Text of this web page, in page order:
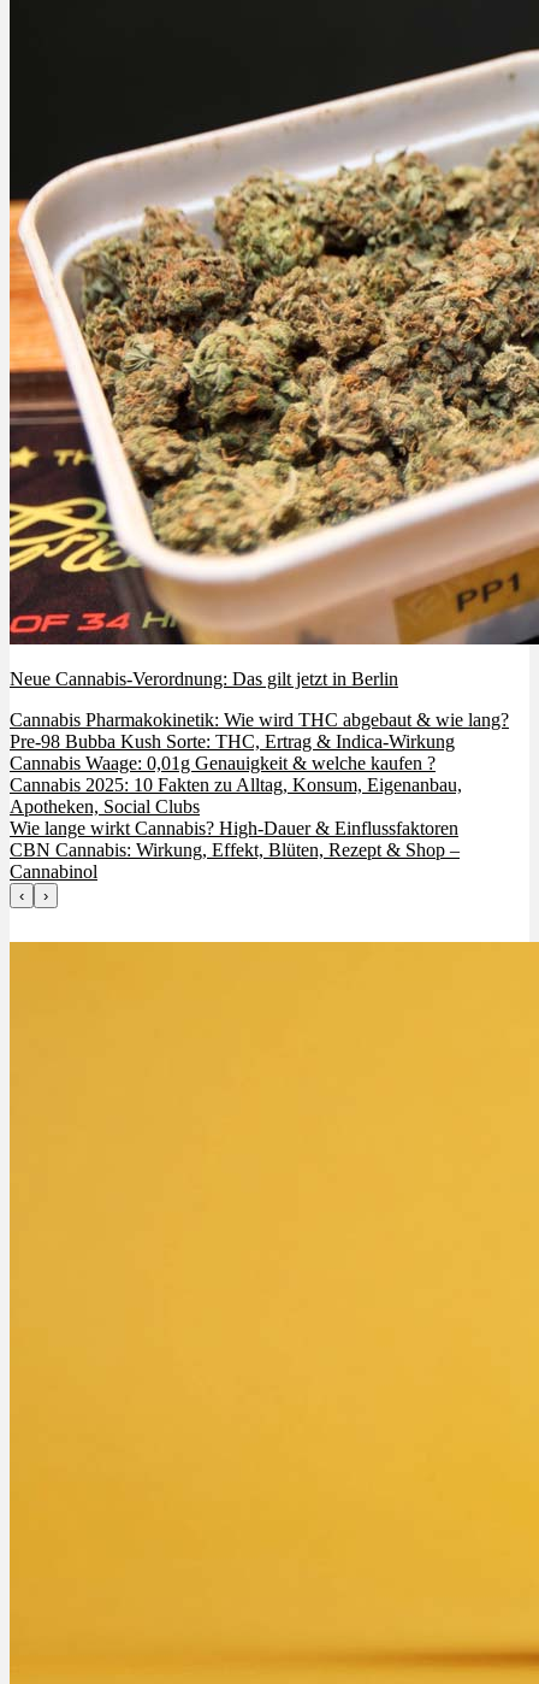
Neue Cannabis-Verordnung: Das gilt jetzt in Berlin
Cannabis Pharmakokinetik: Wie wird THC abgebaut & wie lang?
Pre-98 Bubba Kush Sorte: THC, Ertrag & Indica-Wirkung
Cannabis Waage: 0,01g Genauigkeit & welche kaufen ?
Cannabis 2025: 10 Fakten zu Alltag, Konsum, Eigenanbau,
Apotheken, Social Clubs
Wie lange wirkt Cannabis? High-Dauer & Einflussfaktoren
CBN Cannabis: Wirkung, Effekt, Blüten, Rezept & Shop –
Cannabinol
‹ ›